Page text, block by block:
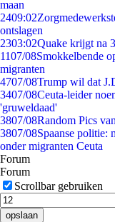
maan
2409:02
ontslagen
2303:02Quake krijgt na
1107/08Smokkelbende
migranten
4707/08Trump wil dat
3407/08Ceuta-leider
'gruweldaad'
3807/08Random Pics
3807/08Spaanse politie:
onder migranten Ceuta
Forum
Forum
Scrollbar gebruiken
opslaan